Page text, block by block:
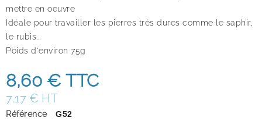
mettre en oeuvre
Idéale pour travailler les pierres très dures comme le saphir,
le rubis...
Poids d'environ 75g
8,60 € TTC
7,17 € HT
Référence G52